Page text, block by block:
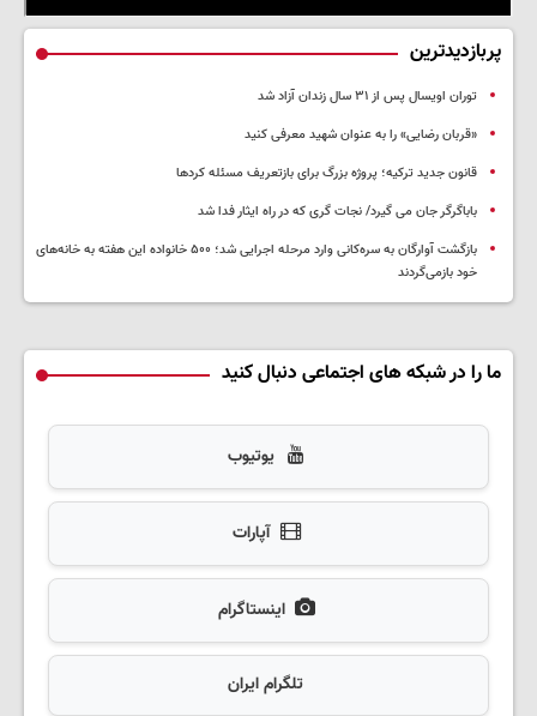
پربازدیدترین
توران اویسال پس از ۳۱ سال زندان آزاد شد
«قربان رضایی» را به عنوان شهید معرفی کنید
قانون جدید ترکیه؛ پروژه بزرگ‌ برای بازتعریف مسئله کردها
باباگرگر جان می گیرد/ نجات گری که در راه ایثار فدا شد
بازگشت آوارگان به سره‌کانی وارد مرحله اجرایی شد؛ ۵۰۰ خانواده این هفته به خانه‌های
خود بازمی‌گردند
ما را در شبکه های اجتماعی دنبال کنید
یوتیوب
آپارات
اینستاگرام
تلگرام ایران